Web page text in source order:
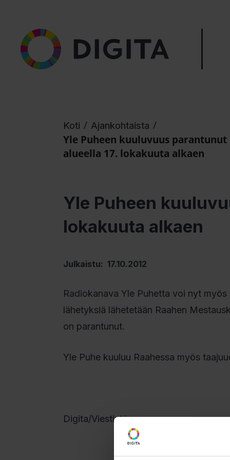
Koti / Ajankohtaista /
Yle Puheen kuuluvuus parantunut
alueella 17. lokakuuta alkaen
Yle Puheen
lokakuuta alkaen
Julkaistu: 17.10.2012
Radiokanava Yle Puhetta voi nyt
lähetyksiä lähetetään Raahen
on parantunut.
Yle Puhe kuuluu Raahessa myös
Digita/Viestintä